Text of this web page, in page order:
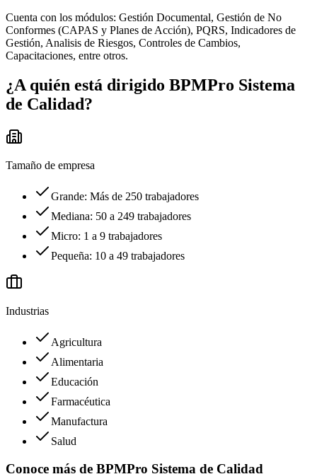
Cuenta con los módulos: Gestión Documental, Gestión de No
Conformes (CAPAS y Planes de Acción), PQRS, Indicadores de
Gestión, Analisis de Riesgos, Controles de Cambios,
Capacitaciones, entre otros.
¿A quién está dirigido BPMPro Sistema
de Calidad?
Tamaño de empresa
Grande: Más de 250 trabajadores
Mediana: 50 a 249 trabajadores
Micro: 1 a 9 trabajadores
Pequeña: 10 a 49 trabajadores
Industrias
Agricultura
Alimentaria
Educación
Farmacéutica
Manufactura
Salud
Conoce más de BPMPro Sistema de Calidad